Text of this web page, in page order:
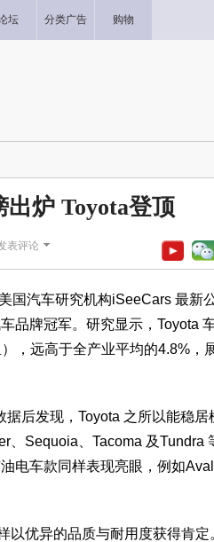
坛 分类广告 购物
炉 Toyota登顶
表评论
汽车研究机构iSeeCars 最新
品牌冠军。研究显示，Toyota
，远高于全产业平均的4.8%，
发现，Toyota 之所以能稳居
Sequoia、Tacoma 及Tundra
电车款同样表现亮眼，例如
优异的品质与耐用度获得肯定